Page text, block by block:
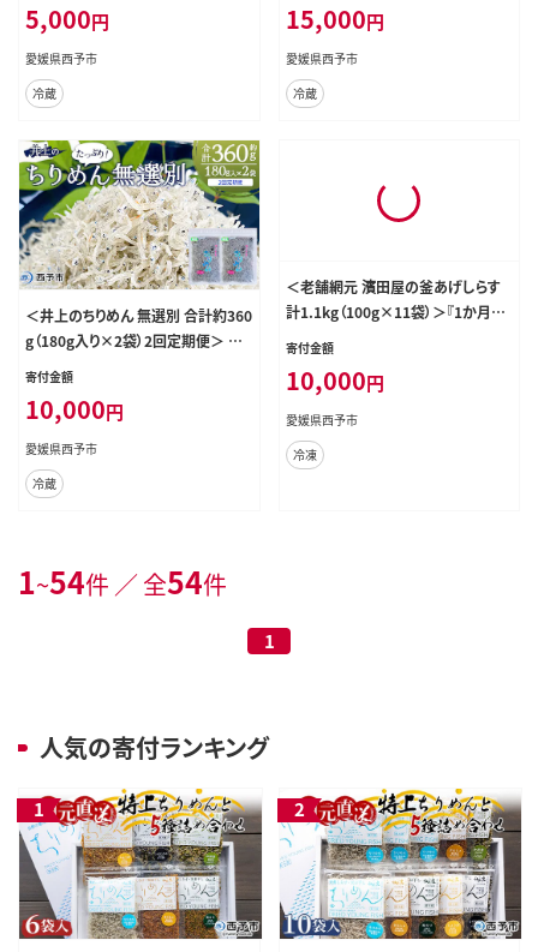
物 ジッパー付 たっぷり 便利 海鮮 井
上水産 特産品 愛媛県 西予市【冷蔵】
5,000円
愛媛県西予市
冷蔵
ルシウム 乾物 ジッパー付 たっぷり
便利 海鮮 井上水産 特産品 愛媛県
西予市【冷蔵】『お申込み月の翌月よ
り配送』
15,000円
愛媛県西予市
冷蔵
＜井上のちりめん 無選別 合計約360
g（180g入り×2袋）2回定期便＞ ちり
めんじゃこ タコ エビ イカ 稚魚 バラ
バラ かたくちいわし 小魚 小分け カ
ルシウム 乾物 ジッパー付 たっぷり
便利 海鮮 井上水産 特産品 愛媛県
西予市【冷蔵】『お申込み月の翌月よ
り配送』
寄付金額
10,000円
愛媛県西予市
冷蔵
＜老舗網元 濱田屋の釜あげしらす
計1.1kg（100g×11袋）＞『1か月以
内に順次出荷予定』 減塩 数量限定
化粧箱 簡易包装 選べる 釜揚げ シラ
ス じゃこ 海鮮 海産物 丼 小魚 乾物
小分け カルシウム 国産 マルヨシ水
産 愛媛県 西予市【冷凍】
寄付金額
10,000円
愛媛県西予市
冷凍
1~54件 ／ 全54件
1
人気の寄付ランキング